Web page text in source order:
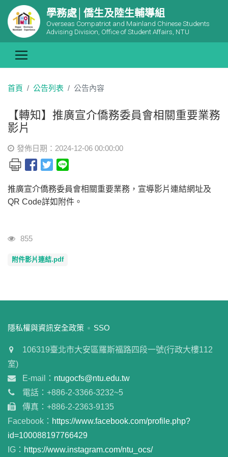
學務處│僑生及陸生輔導組
Overseas Compatriot and Mainland Chinese Students
Advising Division, Office of Student Affairs, NTU
首頁 公告列表 公告內容
【轉知】推廣宣介僑務委員會相關重要業務
影片
發佈日期：2024-12-06 00:00:00
推廣宣介僑務委員會相關重要業務，宣導影片連結網址及
QR Code詳如附件。
瀏覽人次
855
附件影片連結.pdf
:::
隱私權與資訊安全政策 SSO
106319臺北市大安區羅斯福路四段一號(行政大樓112
室)
E-mail： ntugocfs@ntu.edu.tw
電話：+886-2-3366-3232~5
傳真：+886-2-2363-9135
Facebook： https://www.facebook.com/profile.php?
id=100088197766429
IG： https://www.instagram.com/ntu_ocs/